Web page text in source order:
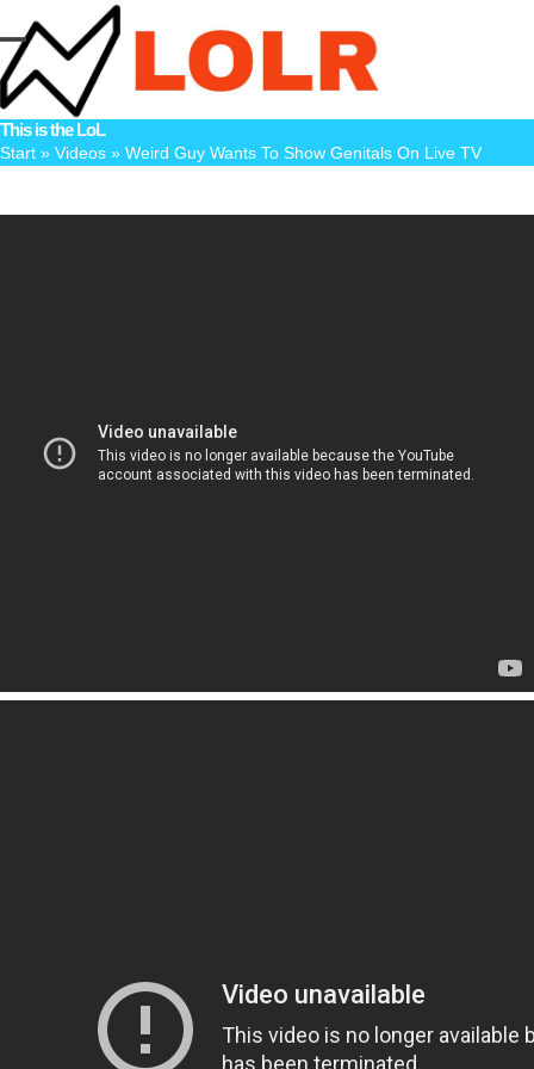
to
content
Open
mobile
menu
Close
mobile
menu
This is the LoL
Start » Videos » Weird Guy Wants To Show Genitals On Live TV